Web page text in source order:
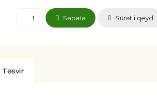
Səbətə Sürətli qeyd
Təsvir